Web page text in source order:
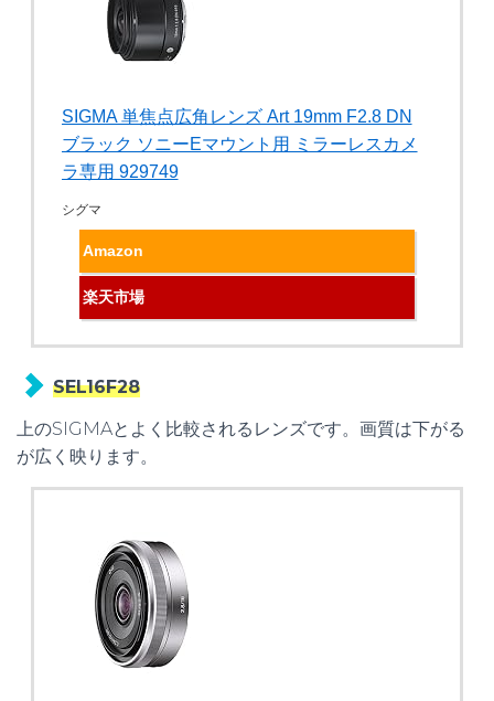
SIGMA 単焦点広角レンズ Art 19mm F2.8 DN
ブラック ソニーEマウント用 ミラーレスカメ
ラ専用 929749
シグマ
Amazon
楽天市場
SEL16F28
上のSIGMAとよく比較されるレンズです。画質は下がる
が広く映ります。